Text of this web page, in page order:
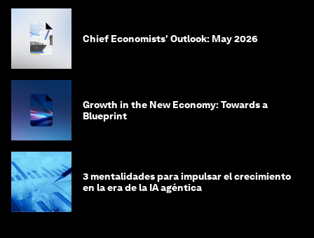
Chief Economists' Outlook: May 2026
Growth in the New Economy: Towards a
Blueprint
3 mentalidades para impulsar el crecimiento
en la era de la IA agéntica